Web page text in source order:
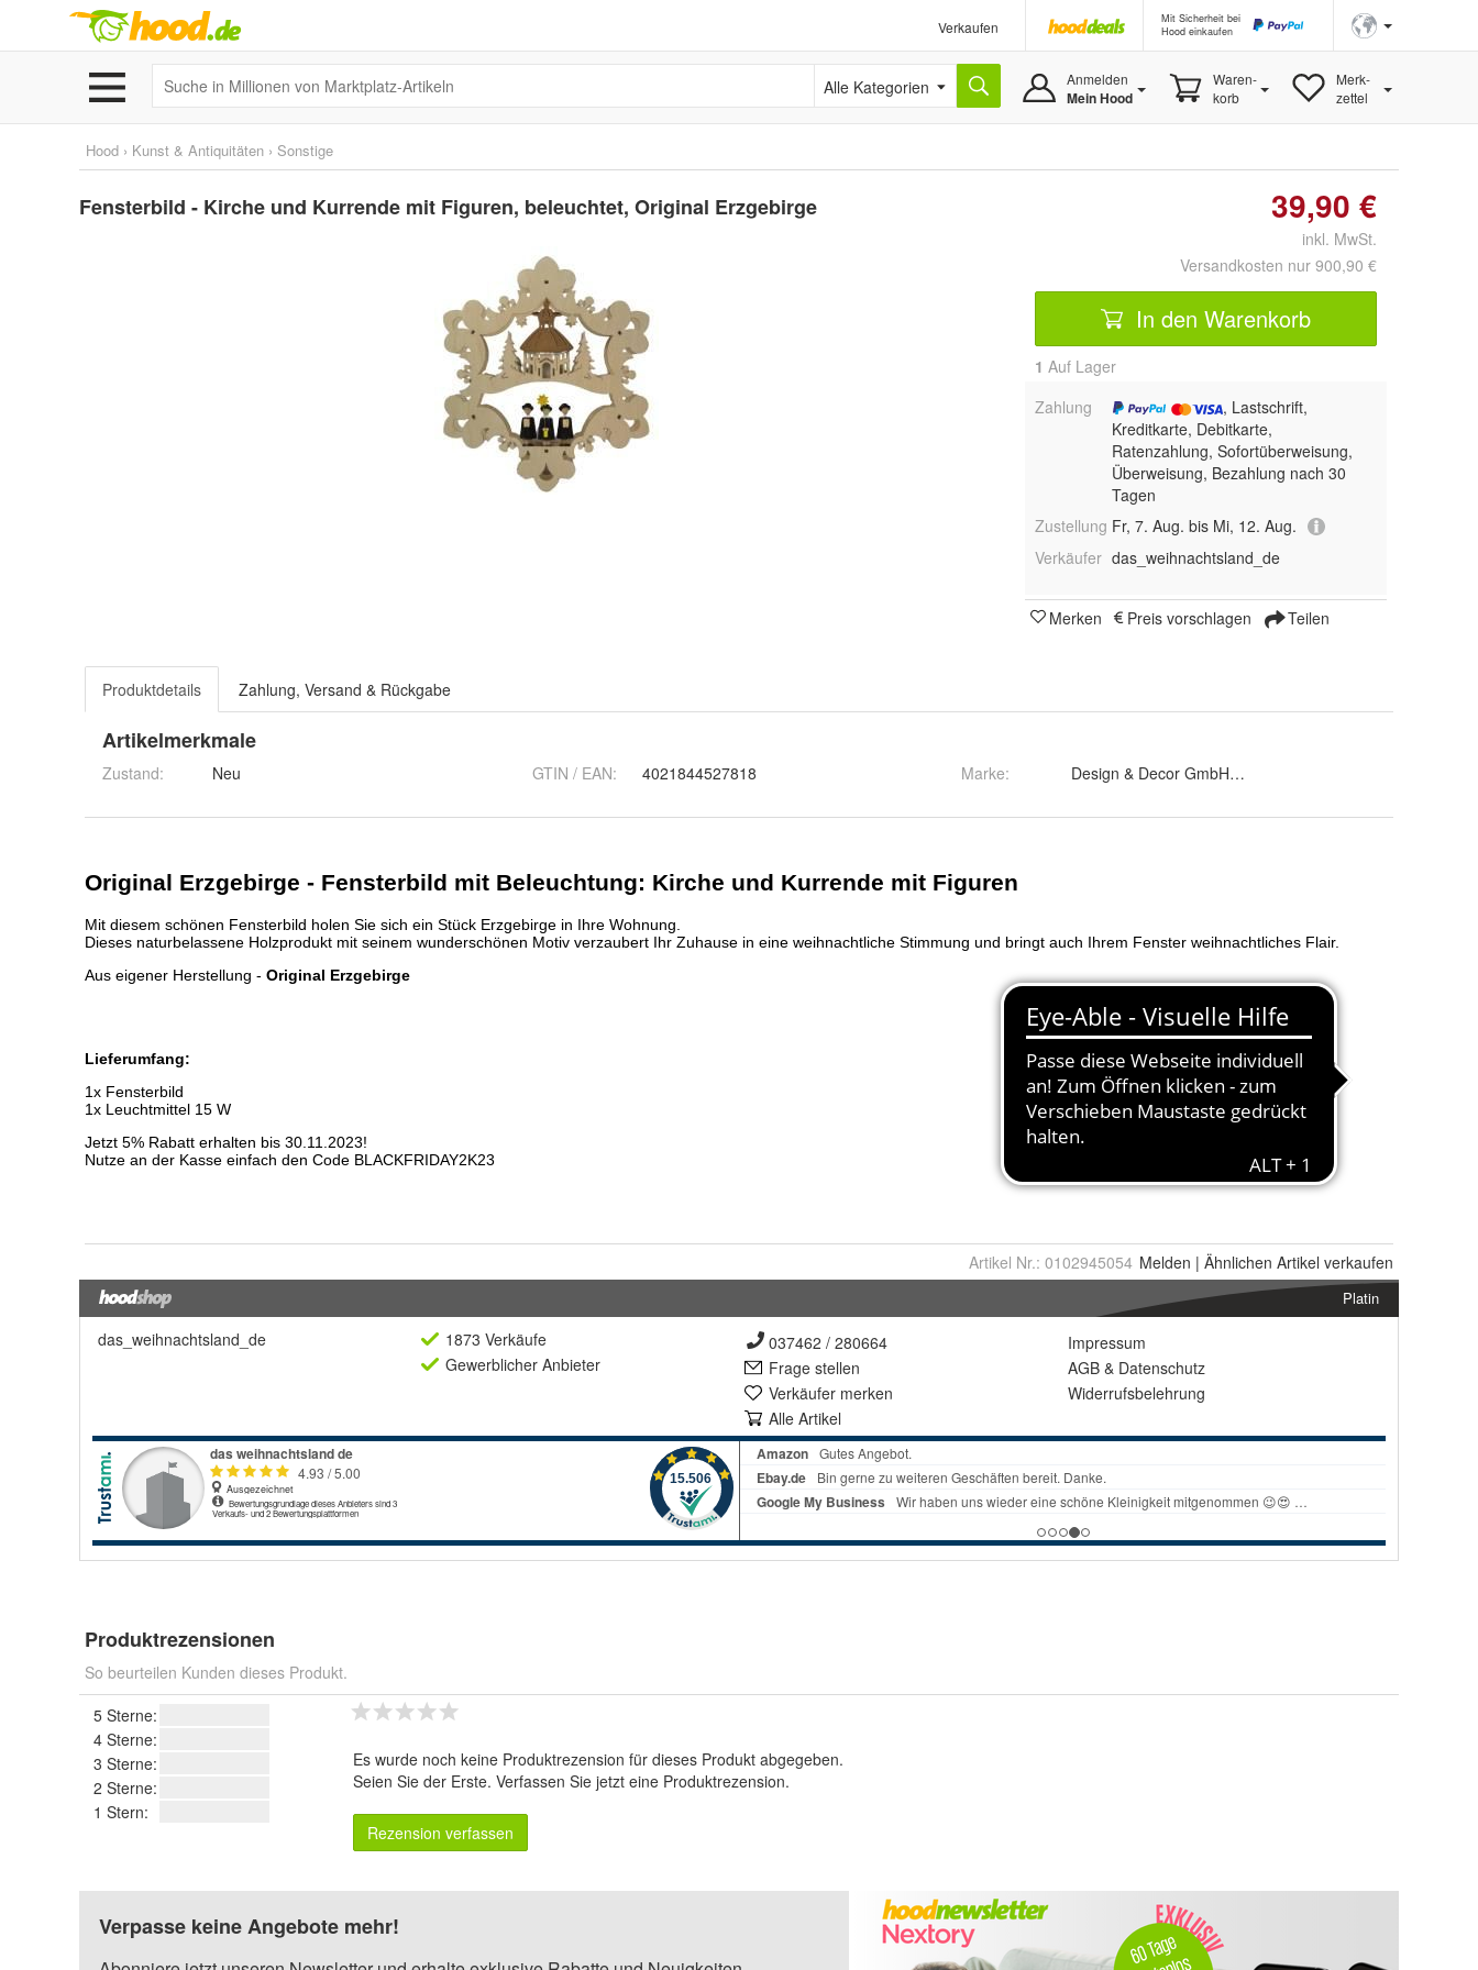
Verkaufen
Mit Sicherheit bei
Hood einkaufen
Alle Kategorien Anmelden
Mein Hood
Waren-
korb
Merk-
zettel
Hood › Kunst & Antiquitäten › Sonstige
Fensterbild - Kirche und Kurrende mit Figuren, beleuchtet, Original Erzgebirge 39,90 €
inkl. MwSt.
Versandkosten nur 900,90 €
In den Warenkorb
1 Auf Lager
Zahlung
, Lastschrift,
Kreditkarte, Debitkarte,
Ratenzahlung, Sofortüberweisung,
Überweisung, Bezahlung nach 30
Tagen
Zustellung Fr, 7. Aug. bis Mi, 12. Aug.
Verkäufer das_weihnachtsland_de
Merken Preis vorschlagen Teilen
Produktdetails Zahlung, Versand & Rückgabe
Artikelmerkmale
Zustand: Neu GTIN / EAN: 4021844527818 Marke: Design & Decor GmbH Stützengrün
Artikel Nr.: 0102945054 Melden | Ähnlichen Artikel verkaufen
Platin
das_weihnachtsland_de
1873 Verkäufe
Gewerblicher Anbieter
037462 / 280664
Frage stellen
Verkäufer merken
Alle Artikel
Impressum
AGB & Datenschutz
Widerrufsbelehrung
Produktrezensionen
So beurteilen Kunden dieses Produkt.
5 Sterne:
4 Sterne:
3 Sterne:
2 Sterne:
1 Stern:
Es wurde noch keine Produktrezension für dieses Produkt abgegeben.
Seien Sie der Erste. Verfassen Sie jetzt eine Produktrezension.
Rezension verfassen
Verpasse keine Angebote mehr!